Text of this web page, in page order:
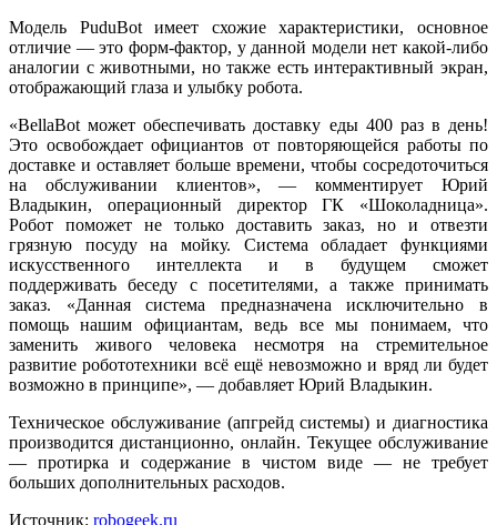
Модель PuduBot имеет схожие характеристики, основное
отличие — это форм-фактор, у данной модели нет какой-либо
аналогии с животными, но также есть интерактивный экран,
отображающий глаза и улыбку робота.
«BellaBot может обеспечивать доставку еды 400 раз в день!
Это освобождает официантов от повторяющейся работы по
доставке и оставляет больше времени, чтобы сосредоточиться
на обслуживании клиентов», — комментирует Юрий
Владыкин, операционный директор ГК «Шоколадница».
Робот поможет не только доставить заказ, но и отвезти
грязную посуду на мойку. Система обладает функциями
искусственного интеллекта и в будущем сможет
поддерживать беседу с посетителями, а также принимать
заказ. «Данная система предназначена исключительно в
помощь нашим официантам, ведь все мы понимаем, что
заменить живого человека несмотря на стремительное
развитие робототехники всё ещё невозможно и вряд ли будет
возможно в принципе», — добавляет Юрий Владыкин.
Техническое обслуживание (апгрейд системы) и диагностика
производится дистанционно, онлайн. Текущее обслуживание
— протирка и содержание в чистом виде — не требует
больших дополнительных расходов.
Источник: robogeek.ru